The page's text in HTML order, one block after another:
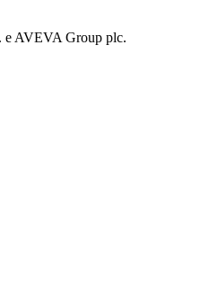
e AVEVA Group plc.